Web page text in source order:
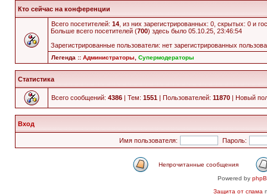
Кто сейчас на конференции
Всего посетителей: 14 , из них зарегистрированных: 0, скрытых: 0 и
Больше всего посетителей (700) здесь было 05.10.25, 23:46:54
Зарегистрированные пользователи: нет зарегистрированных
Легенда :: Администраторы Супермодераторы
Статистика
Всего сообщений: 4386 | Тем: 1551 | Пользователей: 11870 | Новый
Вход
Имя пользователя: Пароль:
Непрочитанные сообщения
Powered by
Защита от спама